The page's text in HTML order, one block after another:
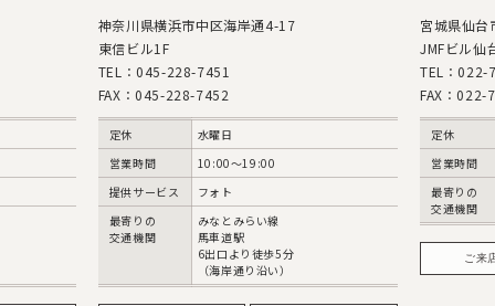
神奈川県横浜市中区海岸通4-17
東信ビル1F
TEL：045-228-7451
FAX：045-228-7452
定休
水曜日
営業時間
10:00〜19:00
提供サービス
フォト
最寄りの
交通機関
みなとみらい線
馬車道駅
6出口より徒歩5分
（海岸通り沿い）
宮城県仙
JMFビル仙
TEL：022-
FAX：022-
定休
営業時間
最寄りの
交通機関
ご来